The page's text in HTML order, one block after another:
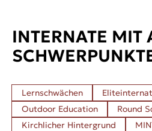
INTERNATE MIT
Lernschwächen
Outdoor Education
Round
Kirchlicher Hintergrund